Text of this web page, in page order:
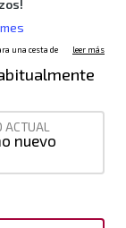
ACTUAL
nuevo